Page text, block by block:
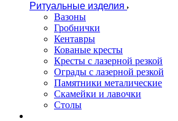
Ритуальные изделия
Вазоны
Гробнички
Кентавры
Кованые кресты
Кресты с лазерной резкой
Ограды с лазерной резкой
Памятники металические
Скамейки и лавочки
Столы